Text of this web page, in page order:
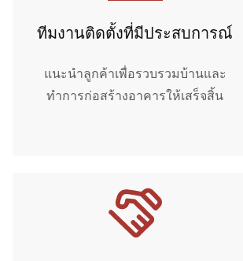
ทีมงานติดตั้งที่มีประสบการณ์
แนะนำลูกค้าเพื่อรวบรวมบ้านและ
ทำการก่อสร้างอาคารให้เสร็จสิ้น